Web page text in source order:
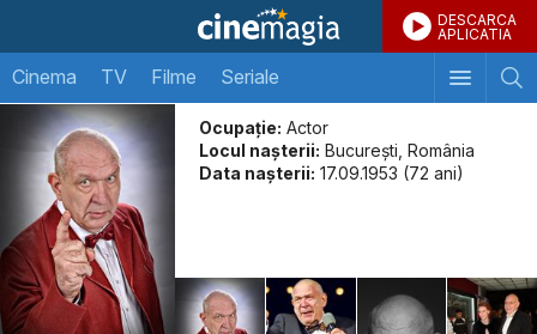
DESCARCA
APLICATIA
Cinema TV Filme Seriale
Ocupație: Actor
Locul naşterii: București, România
Data naşterii: 17.09.1953 (72 ani)